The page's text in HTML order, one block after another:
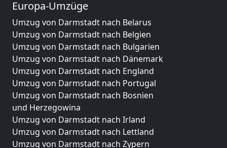
Europa-Umzüge
Umzug von Darmstadt nach Belarus
Umzug von Darmstadt nach Belgien
Umzug von Darmstadt nach Bulgarien
Umzug von Darmstadt nach Dänemark
Umzug von Darmstadt nach England
Umzug von Darmstadt nach Portugal
Umzug von Darmstadt nach Bosnien
und Herzegowina
Umzug von Darmstadt nach Irland
Umzug von Darmstadt nach Lettland
Umzug von Darmstadt nach Zypern